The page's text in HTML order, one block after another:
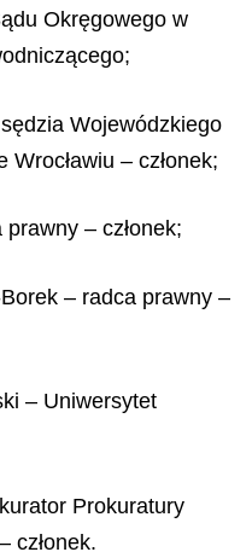
Okręgowego w
Wojewódzkiego
– członek;
– członek;
– radca prawny –
– Uniwersytet
Prokuratury
członek.